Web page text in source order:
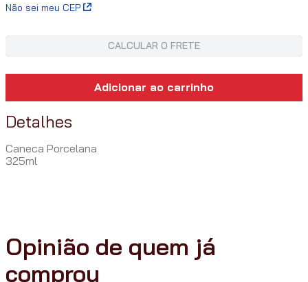
Não sei meu CEP
CALCULAR O FRETE
Adicionar ao carrinho
Detalhes
Caneca Porcelana
325ml